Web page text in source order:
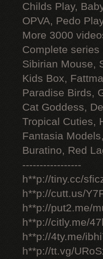
Childs Play,
OPVA, Pedo
More 3000
Complete
Sibirian Mouse,
Kids Box,
Paradise Birds,
Cat Goddess,
Tropical Cuties,
Fantasia
Buratino, Red
-----------------
h**p://tiny.cc/
h**p://cutt.us/
h**p://put2.me/
h**p://citly.me/
h**p://4ty.me/
h**p://tt.vg/